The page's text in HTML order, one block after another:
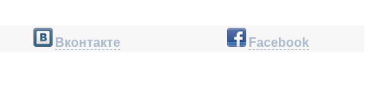
Вконтакте Facebook